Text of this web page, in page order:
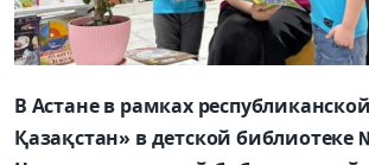
В Астане в рамках
Қазақстан» в детской библиотеке